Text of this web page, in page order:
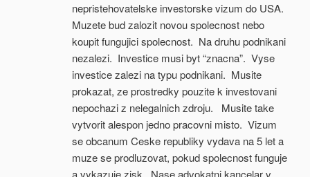
nepristehovatelske investorske vizum do USA.
Muzete bud zalozit novou spolecnost nebo
koupit fungujici spolecnost. Na druhu podnikani
nezalezi. Investice musi byt “znacna”. Vyse
investice zalezi na typu podnikani. Musite
prokazat, ze prostredky pouzite k investovani
nepochazi z nelegalnich zdroju. Musite take
vytvorit alespon jedno pracovni misto. Vizum
se obcanum Ceske republiky vydava na 5 let a
muze se prodluzovat, pokud spolecnost funguje
a vykazuje zisk. Nase advokatni kancelar v